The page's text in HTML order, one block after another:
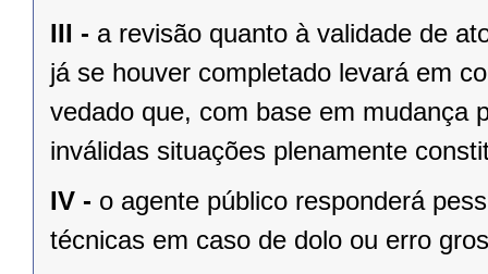
III - a revisão quanto à validade de
já se houver completado levará em
vedado que, com base em mudança
inválidas situações plenamente
IV - o agente público responderá
técnicas em caso de dolo ou erro